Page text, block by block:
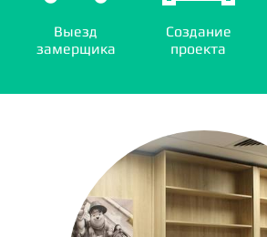
Выезд
замерщика
Создание
проекта